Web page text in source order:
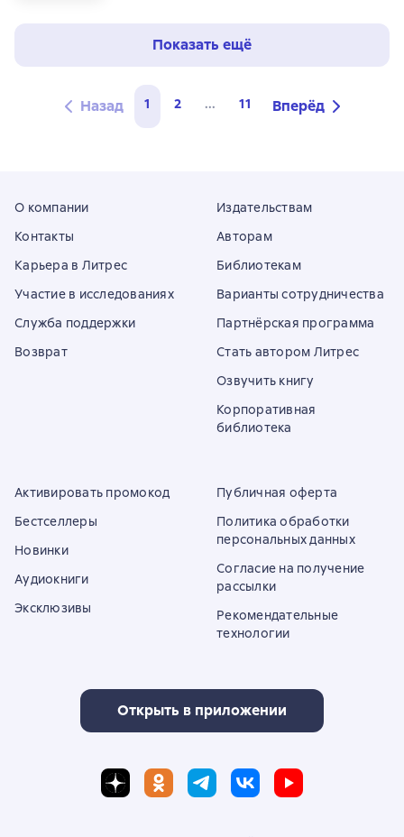
Показать ещё
Назад 1 2 ... 11 Вперёд
О компании
Контакты
Карьера в Литрес
Участие в исследованиях
Служба поддержки
Возврат
Издательствам
Авторам
Библиотекам
Варианты сотрудничества
Партнёрская программа
Стать автором Литрес
Озвучить книгу
Корпоративная
библиотека
Активировать промокод
Бестселлеры
Новинки
Аудиокниги
Эксклюзивы
Публичная оферта
Политика обработки
персональных данных
Согласие на получение
рассылки
Рекомендательные
технологии
Открыть в приложении